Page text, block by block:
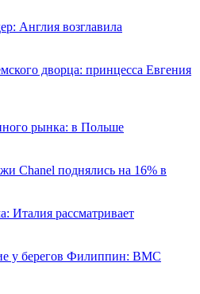
Англия возглавила
дворца: принцесса Евгения
рынка: в Польше
Chanel поднялись на 16% в
Италия рассматривает
у берегов Филиппин: ВМС